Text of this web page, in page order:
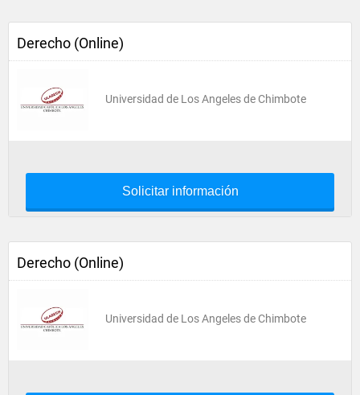
Derecho (Online)
Universidad de Los Angeles de Chimbote
Solicitar información
Derecho (Online)
Universidad de Los Angeles de Chimbote